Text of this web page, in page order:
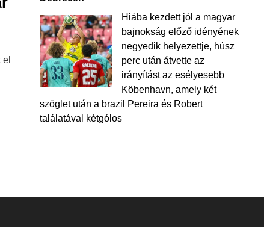
Hiába kezdett jól a magyar
bajnokság előző idényének
negyedik helyezettje, húsz
perc után átvette az
irányítást az esélyesebb
Köbenhavn, amely két
szöglet után a brazil Pereira és Robert
találatával kétgólos